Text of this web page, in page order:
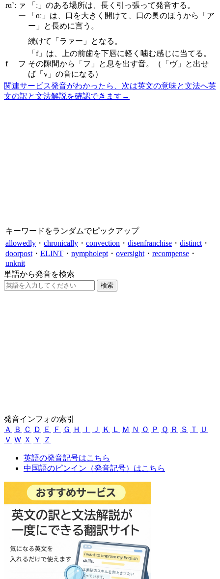
rɑ`ː ァ
ー
「ː」のある場所は、長く引っ張って発音する。
「ɑː」は、口を大きく開けて、口の奥のほうから「ア
ー」と長めに言う。
続けて「ラァー」となる。
f フ
「f」は、上の前歯を下唇に軽く噛む感じに当てる。
その隙間から「フ」と息を出す音。（「ヴ」と出せ
ば「v」の音になる）
関連サービス発音がわかったら、次は英文の意味と文法へ英
文の訳と文法解説を確認できます →
キーワードをランダムでピックアップ
allowedly ・ chronically ・ convection ・ disenfranchise ・ distinct ・
doorpost ・ ELINT ・ nympholept ・ oversight ・ recompense ・
unknit
単語から発音を検索
発音インフォの索引
Ａ
Ｂ Ｃ Ｄ Ｅ Ｆ Ｇ Ｈ Ｉ Ｊ Ｋ Ｌ Ｍ Ｎ Ｏ Ｐ Ｑ Ｒ Ｓ Ｔ
Ｕ
Ｖ Ｗ Ｘ Ｙ Ｚ
英語の発音記号はこちら
中国語のピンイン（発音記号）はこちら